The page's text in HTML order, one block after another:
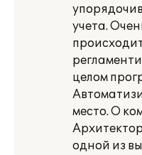
учета.
целом
место. О
одной из